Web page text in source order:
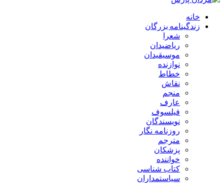
خانه
زندگینامه بزرگان
شعرا
ریاضیدان
موسیقیدان
نوازنده
خطاط
نقاش
منجم
عارف
فیلسوف
نویسندگان
روزنامه نگار
مترجم
پزشکان
خواننده
کتاب شناسی
سیاستمداران